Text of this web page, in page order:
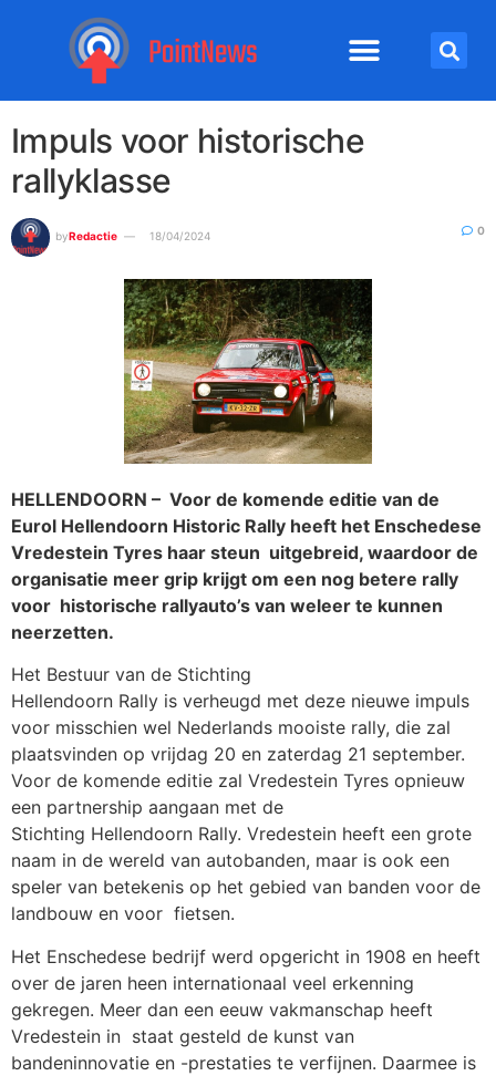
Impuls voor historische
rallyklasse
byRedactie 18/04/2024 0
HELLENDOORN – Voor de komende editie van de
Eurol Hellendoorn Historic Rally heeft het Enschedese
Vredestein Tyres haar steun uitgebreid, waardoor de
organisatie meer grip krijgt om een nog betere rally
voor historische rallyauto’s van weleer te kunnen
neerzetten.
Het Bestuur van de Stichting
Hellendoorn Rally is verheugd met deze nieuwe impuls
voor misschien wel Nederlands mooiste rally, die zal
plaatsvinden op vrijdag 20 en zaterdag 21 september.
Voor de komende editie zal Vredestein Tyres opnieuw
een partnership aangaan met de
Stichting Hellendoorn Rally. Vredestein heeft een grote
naam in de wereld van autobanden, maar is ook een
speler van betekenis op het gebied van banden voor de
landbouw en voor fietsen.
Het Enschedese bedrijf werd opgericht in 1908 en heeft
over de jaren heen internationaal veel erkenning
gekregen. Meer dan een eeuw vakmanschap heeft
Vredestein in staat gesteld de kunst van
bandeninnovatie en -prestaties te verfijnen. Daarmee is